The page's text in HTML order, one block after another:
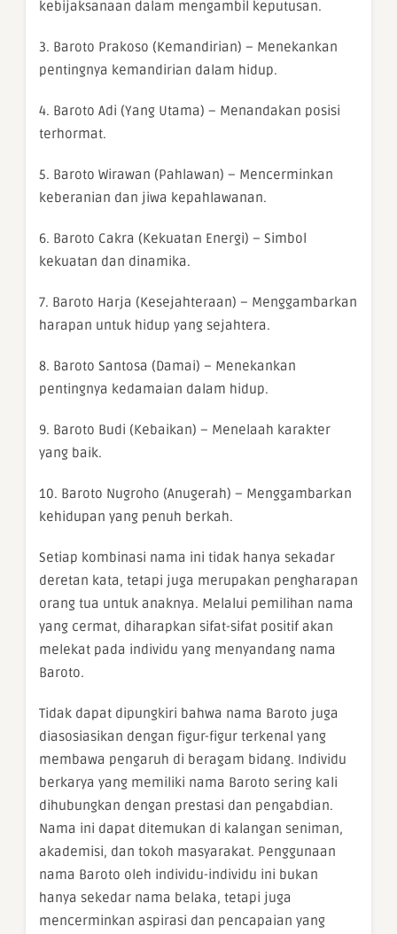
kebijaksanaan dalam mengambil keputusan.
3. Baroto Prakoso (Kemandirian) – Menekankan
pentingnya kemandirian dalam hidup.
4. Baroto Adi (Yang Utama) – Menandakan posisi
terhormat.
5. Baroto Wirawan (Pahlawan) – Mencerminkan
keberanian dan jiwa kepahlawanan.
6. Baroto Cakra (Kekuatan Energi) – Simbol
kekuatan dan dinamika.
7. Baroto Harja (Kesejahteraan) – Menggambarkan
harapan untuk hidup yang sejahtera.
8. Baroto Santosa (Damai) – Menekankan
pentingnya kedamaian dalam hidup.
9. Baroto Budi (Kebaikan) – Menelaah karakter
yang baik.
10. Baroto Nugroho (Anugerah) – Menggambarkan
kehidupan yang penuh berkah.
Setiap kombinasi nama ini tidak hanya sekadar
deretan kata, tetapi juga merupakan pengharapan
orang tua untuk anaknya. Melalui pemilihan nama
yang cermat, diharapkan sifat-sifat positif akan
melekat pada individu yang menyandang nama
Baroto.
Tidak dapat dipungkiri bahwa nama Baroto juga
diasosiasikan dengan figur-figur terkenal yang
membawa pengaruh di beragam bidang. Individu
berkarya yang memiliki nama Baroto sering kali
dihubungkan dengan prestasi dan pengabdian.
Nama ini dapat ditemukan di kalangan seniman,
akademisi, dan tokoh masyarakat. Penggunaan
nama Baroto oleh individu-individu ini bukan
hanya sekedar nama belaka, tetapi juga
mencerminkan aspirasi dan pencapaian yang